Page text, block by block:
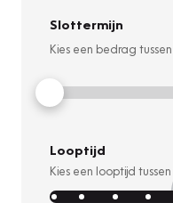
Slottermijn
Kies een bedrag tussen
Looptijd
Kies een looptijd tussen